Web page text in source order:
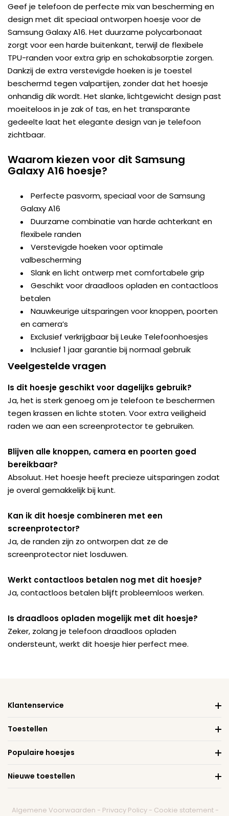
Geef je telefoon de perfecte mix van bescherming en
design met dit speciaal ontworpen hoesje voor de
Samsung Galaxy A16. Het duurzame polycarbonaat
zorgt voor een harde buitenkant, terwijl de flexibele
TPU-randen voor extra grip en schokabsorptie zorgen.
Dankzij de extra verstevigde hoeken is je toestel
beschermd tegen valpartijen, zonder dat het hoesje
onhandig dik wordt. Het slanke, lichtgewicht design past
moeiteloos in je zak of tas, en het transparante
gedeelte laat het elegante design van je telefoon
zichtbaar.
Waarom kiezen voor dit Samsung
Galaxy A16 hoesje?
Perfecte pasvorm, speciaal voor de Samsung
Galaxy A16
Duurzame combinatie van harde achterkant en
flexibele randen
Verstevigde hoeken voor optimale
valbescherming
Slank en licht ontwerp met comfortabele grip
Geschikt voor draadloos opladen en contactloos
betalen
Nauwkeurige uitsparingen voor knoppen, poorten
en camera’s
Exclusief verkrijgbaar bij Leuke Telefoonhoesjes
Inclusief 1 jaar garantie bij normaal gebruik
Veelgestelde vragen
Is dit hoesje geschikt voor dagelijks gebruik?
Ja, het is sterk genoeg om je telefoon te beschermen
tegen krassen en lichte stoten. Voor extra veiligheid
raden we aan een screenprotector te gebruiken.
Blijven alle knoppen, camera en poorten goed
bereikbaar?
Absoluut. Het hoesje heeft precieze uitsparingen zodat
je overal gemakkelijk bij kunt.
Kan ik dit hoesje combineren met een
screenprotector?
Ja, de randen zijn zo ontworpen dat ze de
screenprotector niet losduwen.
Werkt contactloos betalen nog met dit hoesje?
Ja, contactloos betalen blijft probleemloos werken.
Is draadloos opladen mogelijk met dit hoesje?
Zeker, zolang je telefoon draadloos opladen
ondersteunt, werkt dit hoesje hier perfect mee.
Klantenservice
Toestellen
Populaire hoesjes
Nieuwe toestellen
Algemene Voorwaarden - Privacy Policy - Cookie statement -